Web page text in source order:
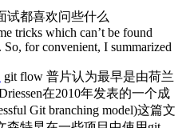
tricks which can’t be found
for convenient, I summarized
git flow 普片认为最早是由荷兰
在2010年发表的一个成
Git branching model)这篇文